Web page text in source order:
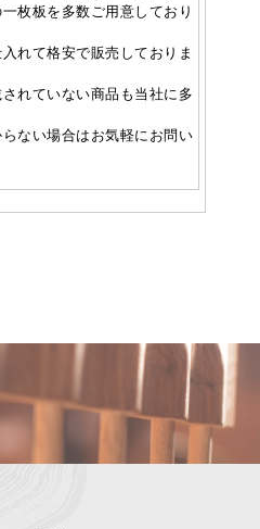
枚板を多数ご用意しており
れて格安で販売しておりま
れていない商品も当社に多
ない場合はお気軽にお問い